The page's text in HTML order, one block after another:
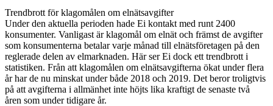
Trendbrott för klagomålen om elnätsavgifter
Under den aktuella perioden hade Ei kontakt med runt 2400
konsumenter. Vanligast är klagomål om elnät och främst de avgifter
som konsumenterna betalar varje månad till elnätsföretagen på den
reglerade delen av elmarknaden. Här ser Ei dock ett trendbrott i
statistiken. Från att klagomålen om elnätsavgifterna ökat under flera
år har de nu minskat under både 2018 och 2019. Det beror troligtvis
på att avgifterna i allmänhet inte höjts lika kraftigt de senaste två
åren som under tidigare år.